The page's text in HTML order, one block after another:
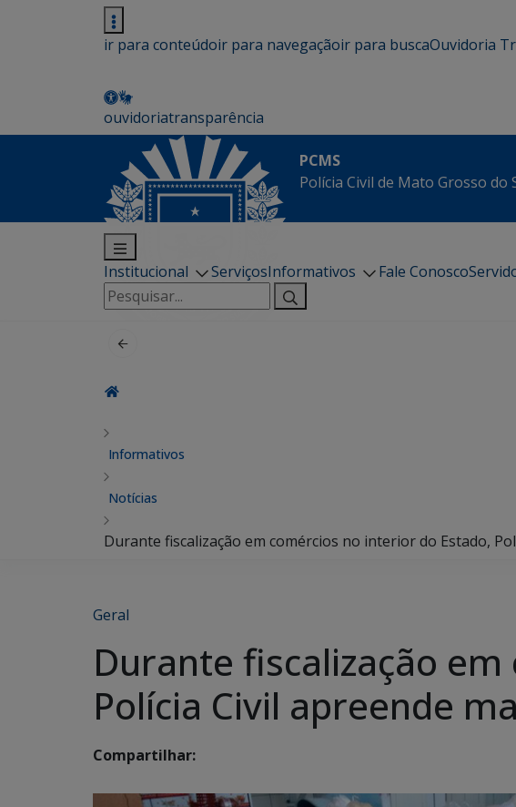
ir para conteúdoir para navegaçãoir para buscaOuvidoria
ouvidoriatransparência
PCMS
Polícia Civil de Mato Grosso do
Institucional ServiçosInformativos Fale Conosco
Pesquisar
por:
Informativos
Notícias
Durante fiscalização em comércios no interior do Estado,
Geral
Durante fiscalização
Polícia Civil apreende
Compartilhar: